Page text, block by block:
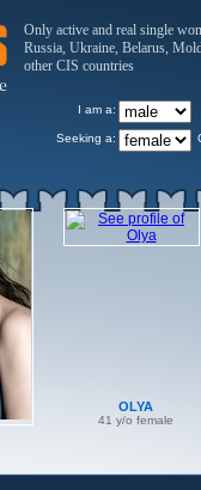
Only active and real single
Russia, Ukraine, Belarus,
other CIS countries
I am a:
Seeking a:
OLYA
41 y/o female